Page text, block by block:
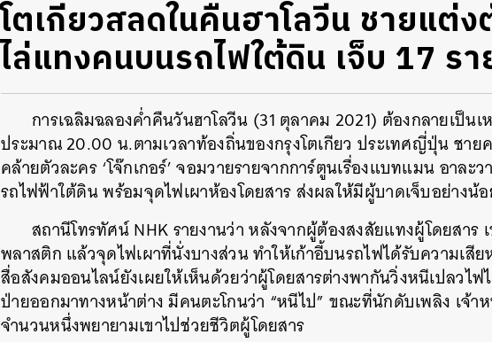
โตเกียวสลดในคืนฮาโลวีน ชายแต่ง
ไล่แทงคนบนรถไฟใต้ดิน เจ็บ 17 รา
การเฉลิมฉลองค่ำคืนวันฮาโลวีน (31 ตุลาคม 2021) ต้องกลายเป็นเ
ประมาณ 20.00 น.ตามเวลาท้องถิ่นของกรุงโตเกียว ประเทศญี่ปุ่น ชา
คล้ายตัวละคร ‘โจ๊กเกอร์’ จอมวายรายจากการ์ตูนเรื่องแบทแมน อาละ
รถไฟฟ้าใต้ดิน พร้อมจุดไฟเผาห้องโดยสาร ส่งผลให้มีผู้บาดเจ็บอย่างน้อ
สถานีโทรทัศน์ NHK รายงานว่า หลังจากผู้ต้องสงสัยแทงผู้โดยสาร
พลาสติก แล้วจุดไฟเผาที่นั่งบางส่วน ทำให้เก้าอี้บนรถไฟได้รับความเสี
สื่อสังคมออนไลน์ยังเผยให้เห็นด้วยว่าผู้โดยสารต่างพากันวิ่งหนีเปลวไ
ป่ายออกมาทางหน้าต่าง มีคนตะโกนว่า “หนีไป” ขณะที่นักดับเพลิง เจ้
จำนวนหนึ่งพยายามเขาไปช่วยชีวิตผู้โดยสาร